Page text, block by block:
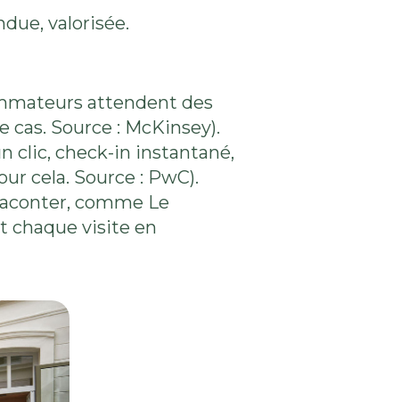
valorisée.
attendent des
cas. Source : McKinsey).
clic, check-in instantané,
cela. Source : PwC).
comme Le
chaque visite en